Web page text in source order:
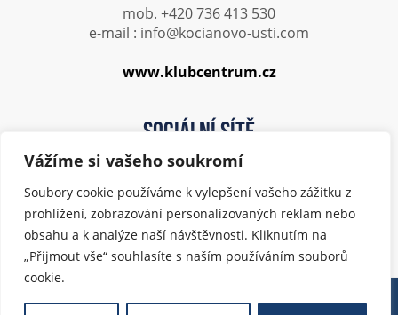
Vážíme si vašeho soukromí
Soubory cookie používáme k vylepšení vašeho zážitku z
prohlížení, zobrazování personalizovaných reklam nebo
obsahu a k analýze naší návštěvnosti. Kliknutím na
„Přijmout vše“ souhlasíte s naším používáním souborů
cookie.
mob. +420 736 413 530
e-mail : info@kocianovo-usti.com
www.klubcentrum.cz
Sociální sítě
Copyright © 2017 Město Ústí nad Orlicí. Všechna práva